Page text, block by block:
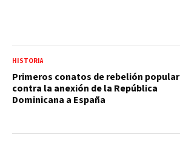
HISTORIA
Primeros conatos de rebelión popular
contra la anexión de la República
Dominicana a España